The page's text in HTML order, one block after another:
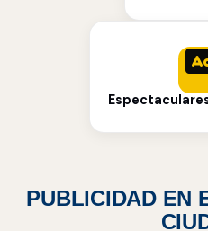
PUBLICIDAD EN